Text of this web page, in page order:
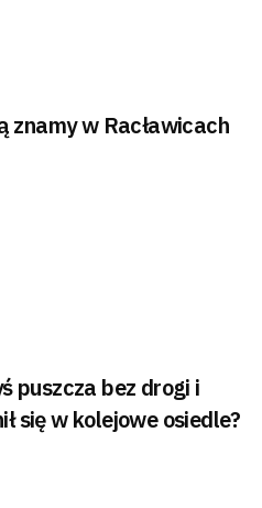
znamy w Racławicach
puszcza bez drogi i
się w kolejowe osiedle?